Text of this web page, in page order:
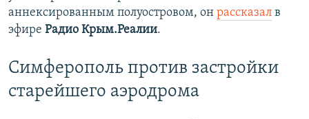
аннексированным полуостровом, он рассказал в
эфире Радио Крым.Реалии.
Симферополь против застройки
старейшего аэродрома